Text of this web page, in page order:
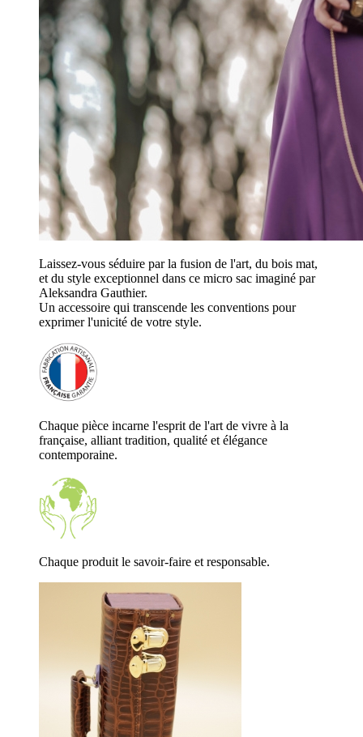
Laissez-vous séduire par la fusion de l'art, du bois mat,
et du style exceptionnel dans ce micro sac imaginé par
Aleksandra Gauthier.
Un accessoire qui transcende les conventions pour
exprimer l'unicité de votre style.
Chaque pièce incarne l'esprit de l'art de vivre à la
française, alliant tradition, qualité et élégance
contemporaine.
Chaque produit le savoir-faire et responsable.